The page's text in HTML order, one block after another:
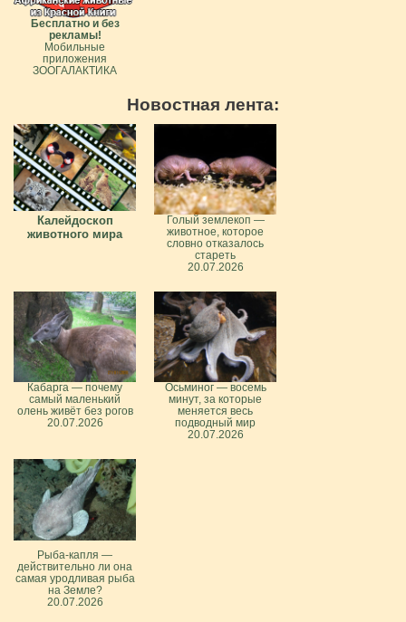
Бесплатно и без
рекламы!
Мобильные
приложения
ЗООГАЛАКТИКА
Новостная лента:
Калейдоскоп
животного мира
Голый землекоп —
животное, которое
словно отказалось
стареть
20.07.2026
Кабарга — почему
самый маленький
олень живёт без рогов
20.07.2026
Осьминог — восемь
минут, за которые
меняется весь
подводный мир
20.07.2026
Рыба-капля —
действительно ли она
самая уродливая рыба
на Земле?
20.07.2026